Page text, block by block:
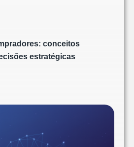
conceitos
estratégicas